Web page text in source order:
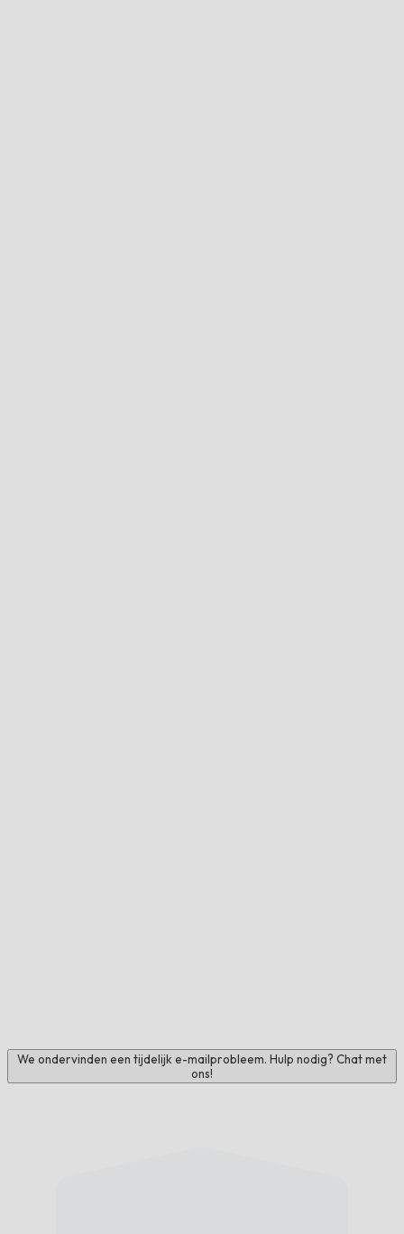
We ondervinden een tijdelijk e-mailprobleem. Hulp nodig? Chat met
ons!